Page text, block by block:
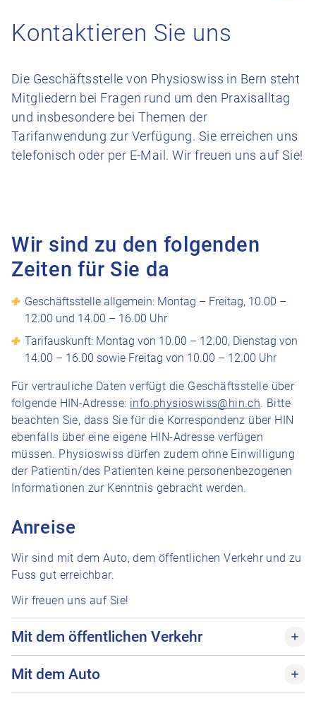
Kontaktieren Sie uns
Die Geschäftsstelle von Physioswiss in Bern steht
Mitgliedern bei Fragen rund um den Praxisalltag
und insbesondere bei Themen der
Tarifanwendung zur Verfügung. Sie erreichen uns
telefonisch oder per E-Mail. Wir freuen uns auf Sie!
Wir sind zu den folgenden
Zeiten für Sie da
Geschäftsstelle allgemein: Montag – Freitag, 10.00 –
12.00 und 14.00 – 16.00 Uhr
Tarifauskunft: Montag von 10.00 – 12.00, Dienstag von
14.00 – 16.00 sowie Freitag von 10.00 – 12.00 Uhr
Für vertrauliche Daten verfügt die Geschäftsstelle über
folgende HIN-Adresse: info.physioswiss@hin.ch. Bitte
beachten Sie, dass Sie für die Korrespondenz über HIN
ebenfalls über eine eigene HIN-Adresse verfügen
müssen. Physioswiss dürfen zudem ohne Einwilligung
der Patientin/des Patienten keine personenbezogenen
Informationen zur Kenntnis gebracht werden.
Anreise
Wir sind mit dem Auto, dem öffentlichen Verkehr und zu
Fuss gut erreichbar.
Wir freuen uns auf Sie!
Mit dem öffentlichen Verkehr
Mit dem Auto